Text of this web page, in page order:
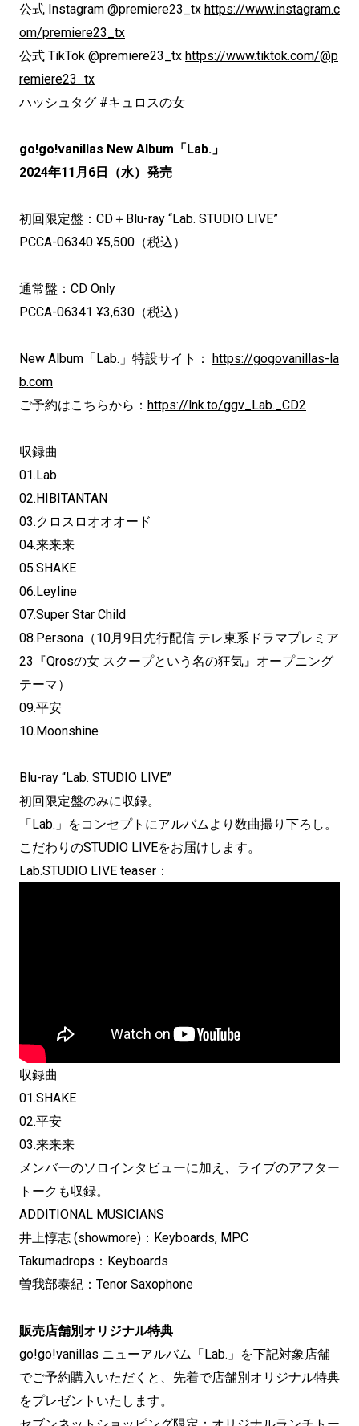
公式 Instagram @premiere23_tx https://www.instagram.c
om/premiere23_tx
公式 TikTok @premiere23_tx https://www.tiktok.com/@p
remiere23_tx
ハッシュタグ #キュロスの女
go!go!vanillas New Album「Lab.」
2024年11月6日（水）発売
初回限定盤：CD＋Blu-ray “Lab. STUDIO LIVE”
PCCA-06340 ¥5,500（税込）
通常盤：CD Only
PCCA-06341 ¥3,630（税込）
New Album「Lab.」特設サイト： https://gogovanillas-la
b.com
ご予約はこちらから： https://lnk.to/ggv_Lab._CD2
収録曲
01.Lab.
02.HIBITANTAN
03.クロスロオオオード
04.来来来
05.SHAKE
06.Leyline
07.Super Star Child
08.Persona（10月9日先行配信 テレ東系ドラマプレミア
23『Qrosの女 スクープという名の狂気』オープニング
テーマ）
09.平安
10.Moonshine
Blu-ray “Lab. STUDIO LIVE”
初回限定盤のみに収録。
「Lab.」をコンセプトにアルバムより数曲撮り下ろし。
こだわりのSTUDIO LIVEをお届けします。
Lab.STUDIO LIVE teaser：
収録曲
01.SHAKE
02.平安
03.来来来
メンバーのソロインタビューに加え、ライブのアフター
トークも収録。
ADDITIONAL MUSICIANS
井上惇志 (showmore)：Keyboards, MPC
Takumadrops：Keyboards
曽我部泰紀：Tenor Saxophone
販売店舗別オリジナル特典
go!go!vanillas ニューアルバム「Lab.」を下記対象店舗
でご予約購入いただくと、先着で店舗別オリジナル特典
をプレゼントいたします。